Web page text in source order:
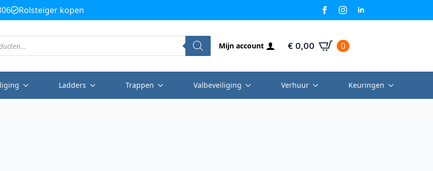
Rolsteiger kopen
Mijn account € 0,00 0
Ladders Trappen Valbeveiliging Verhuur Keuringen